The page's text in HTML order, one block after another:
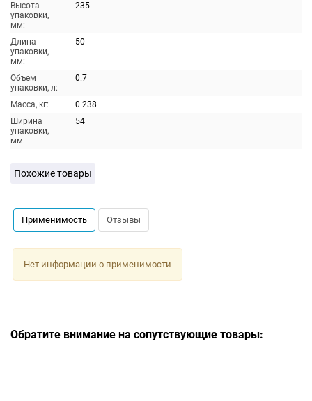
Высота
упаковки,
мм:
235
Длина
упаковки,
мм:
50
Объем
упаковки, л:
0.7
Масса, кг:
0.238
Ширина
упаковки,
мм:
54
Похожие товары
Применимость Отзывы
Нет информации о применимости
Обратите внимание на сопутствующие товары: